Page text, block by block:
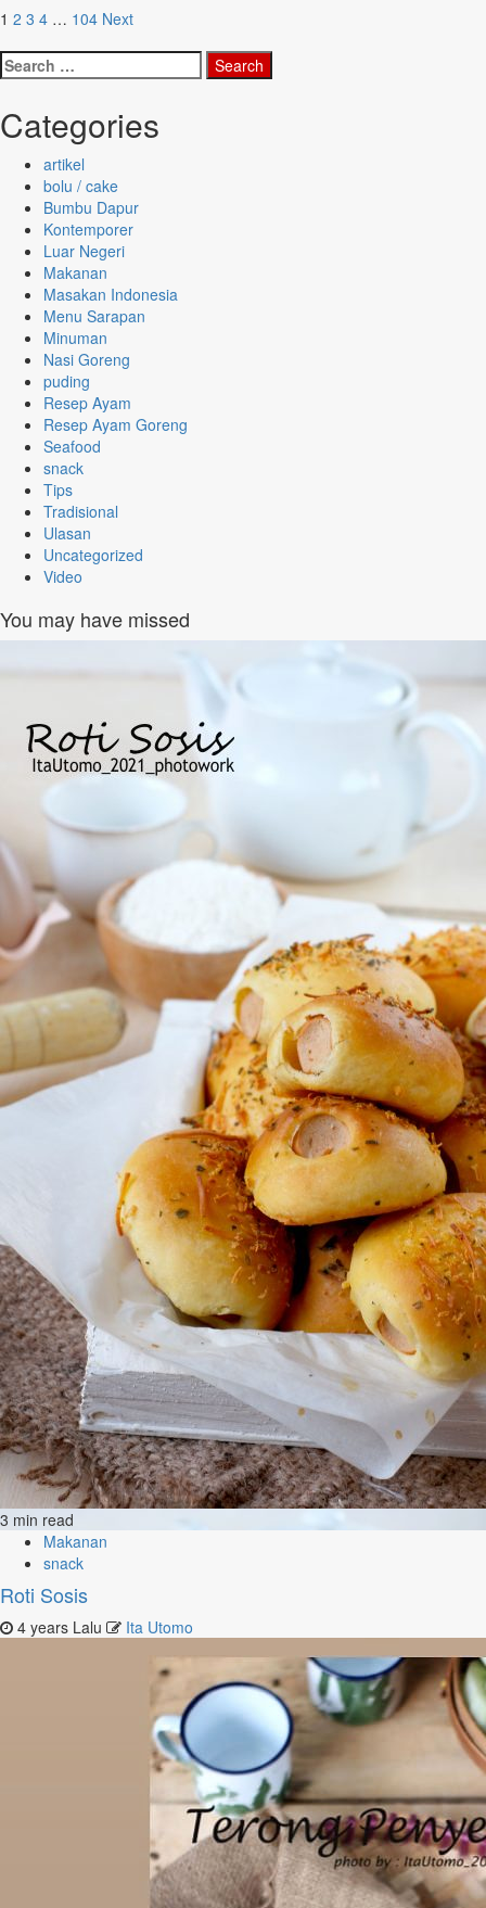
Posts
pagination
1 2 3 4 … 104 Next
Search
for:
Categories
artikel
bolu / cake
Bumbu Dapur
Kontemporer
Luar Negeri
Makanan
Masakan Indonesia
Menu Sarapan
Minuman
Nasi Goreng
puding
Resep Ayam
Resep Ayam Goreng
Seafood
snack
Tips
Tradisional
Ulasan
Uncategorized
Video
You may have missed
3 min read
Makanan
snack
Roti Sosis
4 years Lalu Ita Utomo